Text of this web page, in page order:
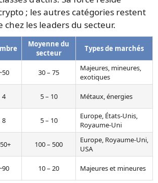
; les autres catégories restent
chez les leaders du secteur.
Moyenne du
secteur
Types de marchés
30 – 75
Majeures, mineures,
exotiques
4 5 – 10 Métaux, énergies
8 5 – 10
Europe, États-Unis,
Royaume-Uni
100 – 500
Europe, Royaume-Uni,
USA
10 – 20 Majeures et mineures